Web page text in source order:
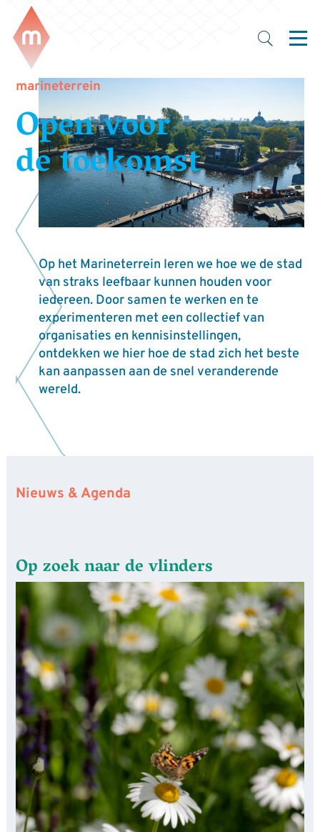
marineterrein
Open voor
de toekomst
Op het Marineterrein leren we hoe we de stad
van straks leefbaar kunnen houden voor
iedereen. Door samen te werken en te
experimenteren met een collectief van
organisaties en kennisinstellingen,
ontdekken we hier hoe de stad zich het beste
kan aanpassen aan de snel veranderende
wereld.
Nieuws & Agenda
Op zoek naar de vlinders